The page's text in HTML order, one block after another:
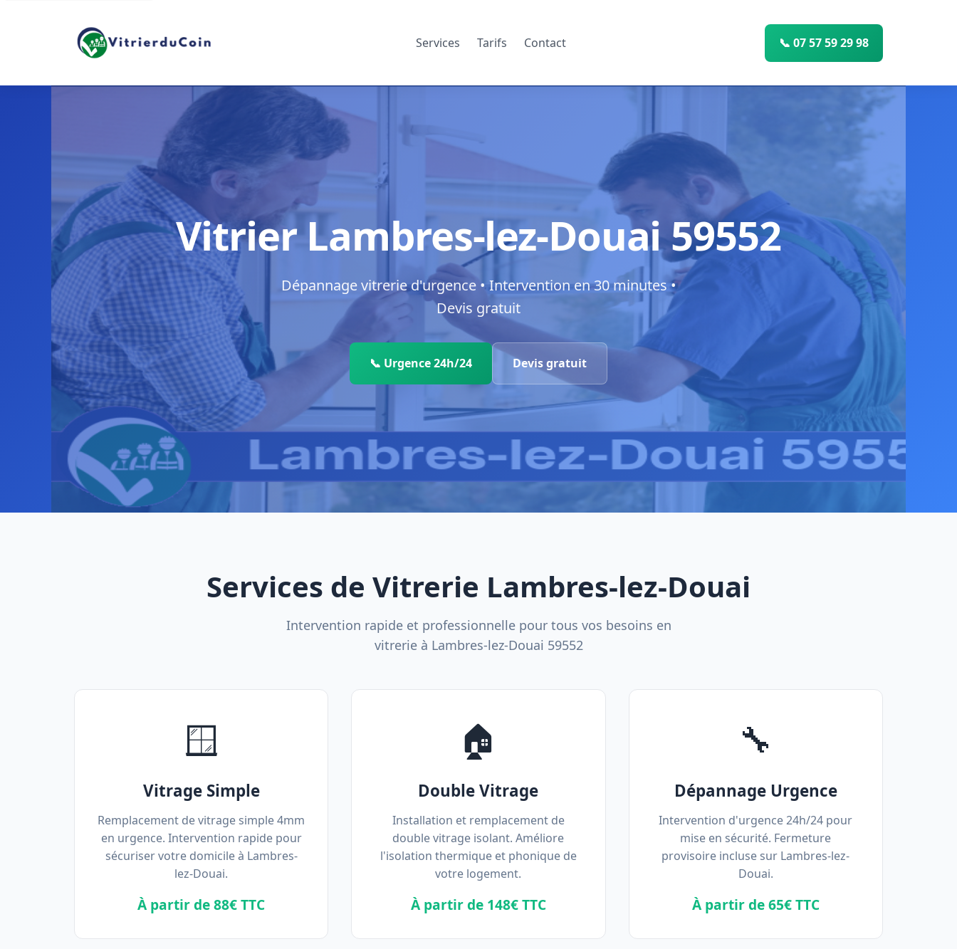
Services Tarifs Contact 📞 07 57 59 29 98
Vitrier Lambres-lez-Douai 59552
Dépannage vitrerie d'urgence • Intervention en 30 minutes •
Devis gratuit
📞 Urgence 24h/24 Devis gratuit
Services de Vitrerie Lambres-lez-Douai
Intervention rapide et professionnelle pour tous vos besoins en
vitrerie à Lambres-lez-Douai 59552
🪟
Vitrage Simple
Remplacement de vitrage simple 4mm
en urgence. Intervention rapide pour
sécuriser votre domicile à Lambres-
lez-Douai.
À partir de 88€ TTC
🏠
Double Vitrage
Installation et remplacement de
double vitrage isolant. Améliore
l'isolation thermique et phonique de
votre logement.
À partir de 148€ TTC
🔧
Dépannage Urgence
Intervention d'urgence 24h/24 pour
mise en sécurité. Fermeture
provisoire incluse sur Lambres-lez-
Douai.
À partir de 65€ TTC